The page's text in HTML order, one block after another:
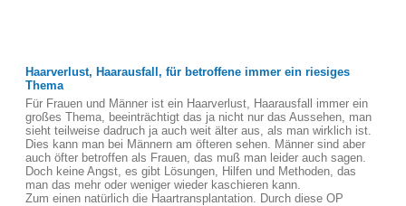
Haarverlust, Haarausfall, für betroffene immer ein riesiges
Thema
Für Frauen und Männer ist ein Haarverlust, Haarausfall immer ein
großes Thema, beeinträchtigt das ja nicht nur das Aussehen, man
sieht teilweise dadruch ja auch weit älter aus, als man wirklich ist.
Dies kann man bei Männern am öfteren sehen. Männer sind aber
auch öfter betroffen als Frauen, das muß man leider auch sagen.
Doch keine Angst, es gibt Lösungen, Hilfen und Methoden, das
man das mehr oder weniger wieder kaschieren kann.
Zum einen natürlich die Haartransplantation. Durch diese OP